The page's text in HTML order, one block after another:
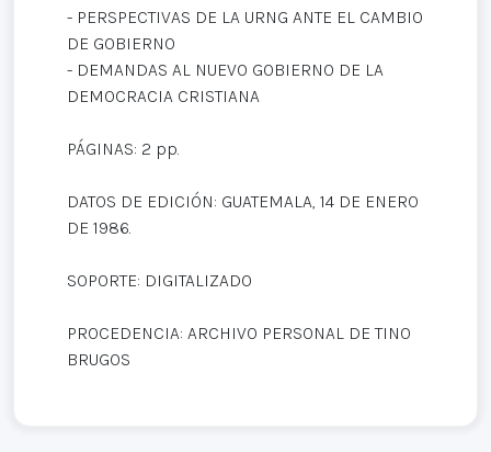
- PERSPECTIVAS DE LA URNG ANTE EL CAMBIO
DE GOBIERNO
- DEMANDAS AL NUEVO GOBIERNO DE LA
DEMOCRACIA CRISTIANA
PÁGINAS: 2 pp.
DATOS DE EDICIÓN: GUATEMALA, 14 DE ENERO
DE 1986.
SOPORTE: DIGITALIZADO
PROCEDENCIA: ARCHIVO PERSONAL DE TINO
BRUGOS